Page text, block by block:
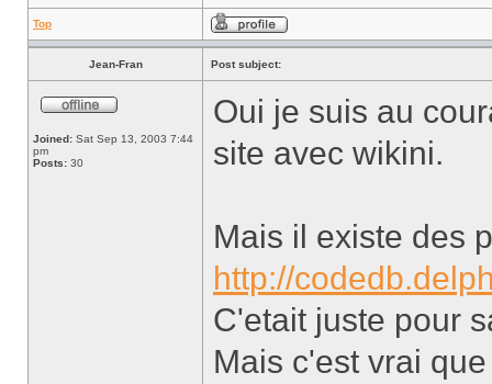
Top
Jean-Fran Post subject:
Joined: Sat Sep 13, 2003 7:44
pm
Posts: 30
Oui je suis au
site avec wikini.
Mais il existe des
http://
C'etait juste pour
Mais c'est vrai